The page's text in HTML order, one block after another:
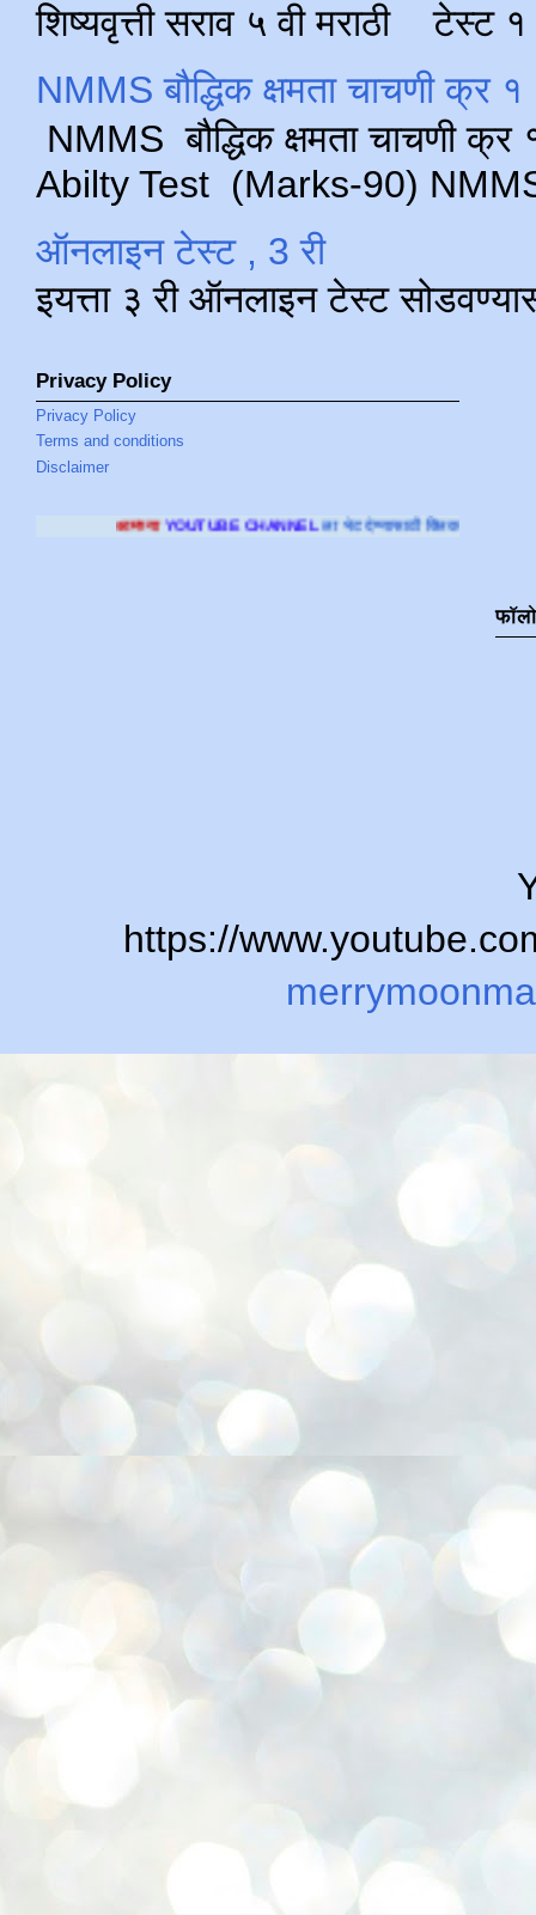
शिष्यवृत्ती सराव ५ वी मराठी टेस्ट
NMMS बौद्धिक क्षमता चाचणी क्र
NMMS बौद्धिक क्षमता चाचणी
Abilty Test (Marks-90) NMMS
ऑनलाइन टेस्ट , 3 री
इयत्ता ३ री ऑनलाइन टेस्ट
Privacy Policy
Privacy Policy
Terms and conditions
Disclaimer
YOUTUBE CHANNELला भेट देण्यासाठी क्लिक करा.
https://